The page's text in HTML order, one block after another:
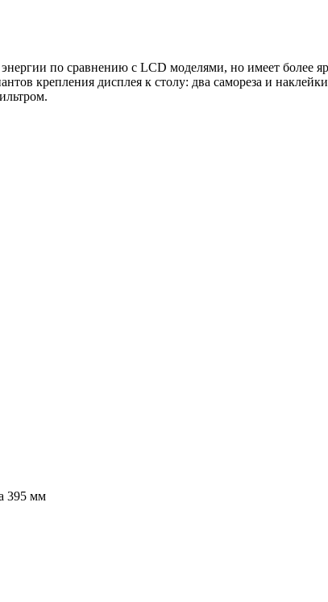
по сравнению с LCD моделями, но имеет более
крепления дисплея к столу: два самореза и
395 мм